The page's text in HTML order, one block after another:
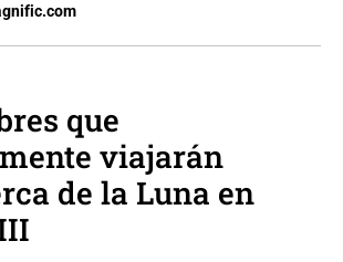
que
viajarán
de la Luna en